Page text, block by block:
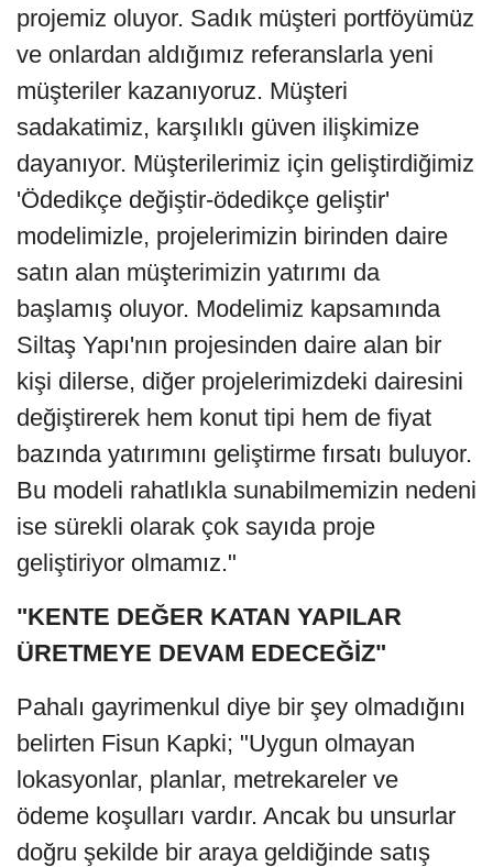
projemiz oluyor. Sadık müşteri portföyümüz
ve onlardan aldığımız referanslarla yeni
müşteriler kazanıyoruz. Müşteri
sadakatimiz, karşılıklı güven ilişkimize
dayanıyor. Müşterilerimiz için geliştirdiğimiz
'Ödedikçe değiştir-ödedikçe geliştir'
modelimizle, projelerimizin birinden daire
satın alan müşterimizin yatırımı da
başlamış oluyor. Modelimiz kapsamında
Siltaş Yapı'nın projesinden daire alan bir
kişi dilerse, diğer projelerimizdeki dairesini
değiştirerek hem konut tipi hem de fiyat
bazında yatırımını geliştirme fırsatı buluyor.
Bu modeli rahatlıkla sunabilmemizin nedeni
ise sürekli olarak çok sayıda proje
geliştiriyor olmamız."
"KENTE DEĞER KATAN YAPILAR
ÜRETMEYE DEVAM EDECEĞİZ"
Pahalı gayrimenkul diye bir şey olmadığını
belirten Fisun Kapki; "Uygun olmayan
lokasyonlar, planlar, metrekareler ve
ödeme koşulları vardır. Ancak bu unsurlar
doğru şekilde bir araya geldiğinde satış